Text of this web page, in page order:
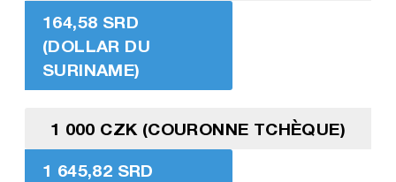
164,58 SRD
(DOLLAR DU
SURINAME)
1 000 CZK (COURONNE TCHÈQUE)
1 645,82 SRD